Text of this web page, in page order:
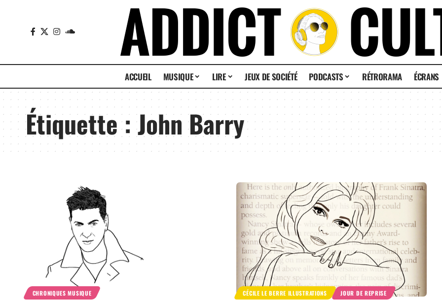
ACCUEIL MUSIQUE LIRE JEUX DE SOCIÉTÉ PODCASTS RÉTRORAMA ÉCRANS
Étiquette :John Barry
CHRONIQUES MUSIQUE CÉCILE LE BERRE ILLUSTRATIONS JOUR DE REPRISE